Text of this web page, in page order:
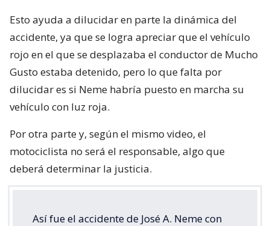
Esto ayuda a dilucidar en parte la dinámica del
accidente, ya que se logra apreciar que el vehículo
rojo en el que se desplazaba el conductor de Mucho
Gusto estaba detenido, pero lo que falta por
dilucidar es si Neme habría puesto en marcha su
vehículo con luz roja.
Por otra parte y, según el mismo video, el
motociclista no será el responsable, algo que
deberá determinar la justicia.
Así fue el accidente de José A. Neme con